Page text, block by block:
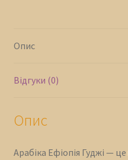
кількість
Опис
Відгуки (0)
Опис
Арабіка Ефіопія Гуджі — це